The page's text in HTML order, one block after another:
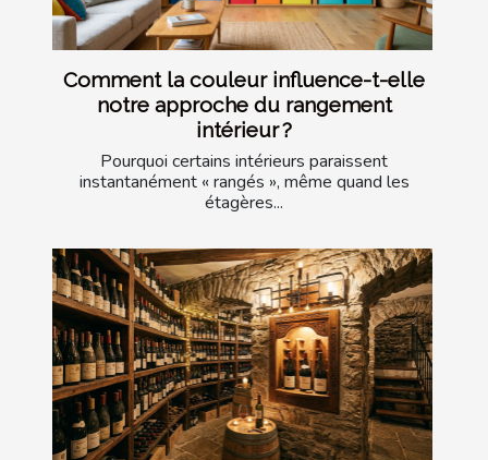
Comment la couleur influence-t-elle
notre approche du rangement
intérieur ?
Pourquoi certains intérieurs paraissent
instantanément « rangés », même quand les
étagères...